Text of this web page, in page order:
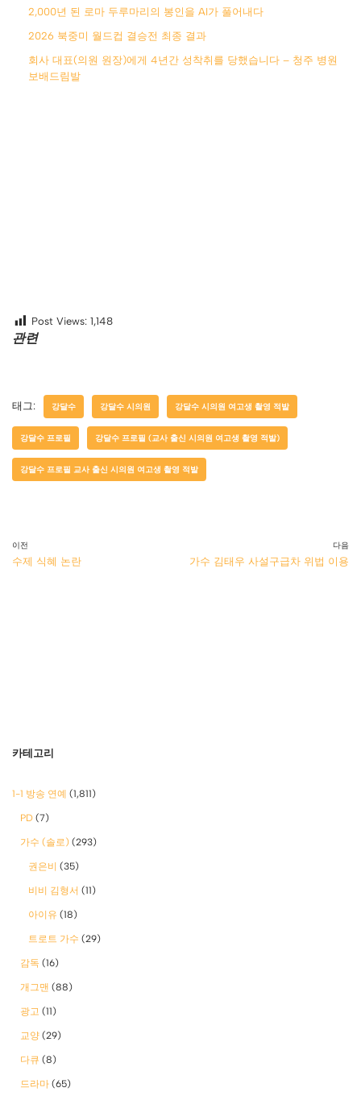
2,000년 된 로마 두루마리의 봉인을 AI가 풀어내다
2026 북중미 월드컵 결승전 최종 결과
회사 대표(의원 원장)에게 4년간 성착취를 당했습니다 – 청주 병원
보배드림발
Post Views: 1,148
관련
태그: 강달수 강달수 시의원 강달수 시의원 여고생 촬영 적발
강달수 프로필 강달수 프로필 (교사 출신 시의원 여고생 촬영 적발)
강달수 프로필 교사 출신 시의원 여고생 촬영 적발
이전
수제 식혜 논란
다음
가수 김태우 사설구급차 위법 이용
카테고리
1-1 방송 연예 (1,811)
PD (7)
가수 (솔로) (293)
권은비 (35)
비비 김형서 (11)
아이유 (18)
트로트 가수 (29)
감독 (16)
개그맨 (88)
광고 (11)
교양 (29)
다큐 (8)
드라마 (65)